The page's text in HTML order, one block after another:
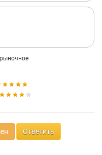
рыночное
Ответить